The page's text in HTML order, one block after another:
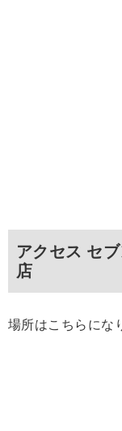
アクセス セ
店
場所はこちらにな